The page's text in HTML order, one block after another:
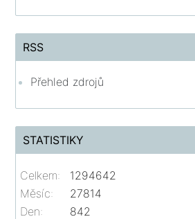
RSS
Přehled zdrojů
STATISTIKY
Celkem:
1294642
Měsíc:
27814
Den:
842